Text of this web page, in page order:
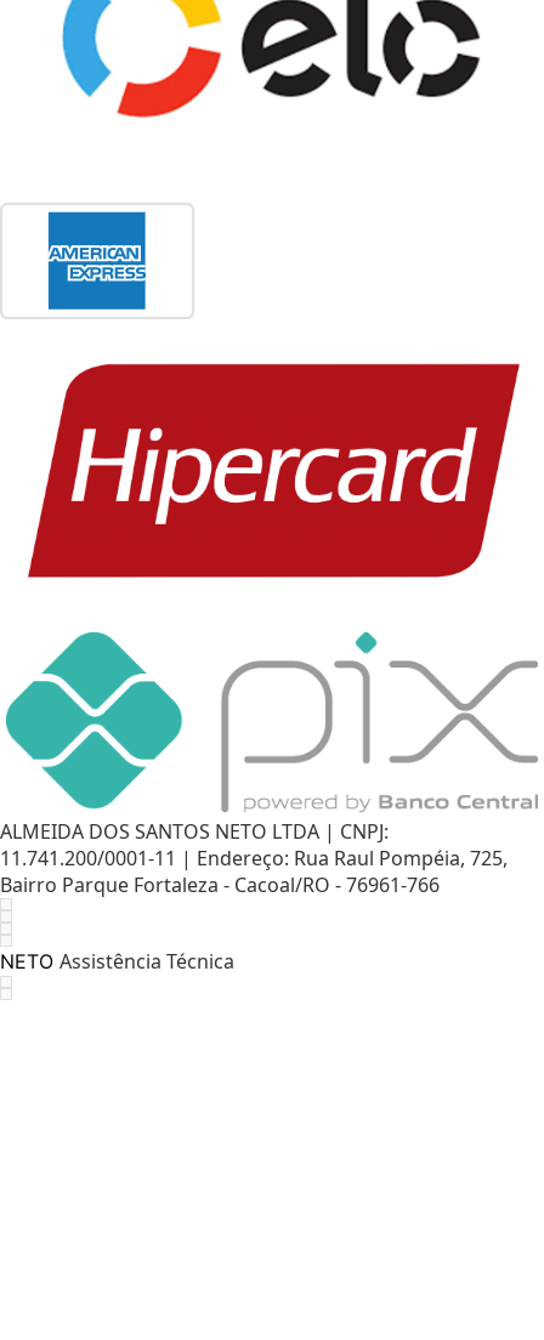
ALMEIDA DOS SANTOS NETO LTDA | CNPJ:
11.741.200/0001-11 | Endereço: Rua Raul Pompéia, 725,
Bairro Parque Fortaleza - Cacoal/RO - 76961-766
NETO Assistência Técnica